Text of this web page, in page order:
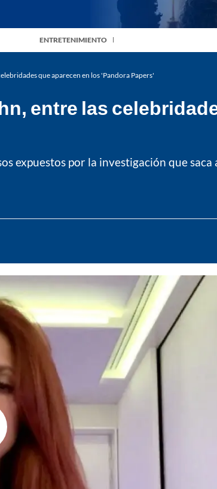
ENTRETENIMIENTO
que aparecen en los 'Pandora Papers'
entre las
expuestos por la investigación que saca